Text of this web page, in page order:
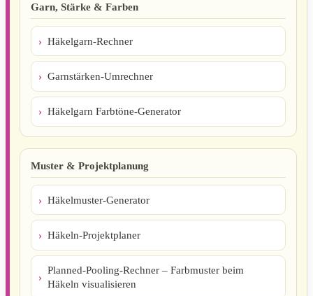
Garn, Stärke & Farben
Häkelgarn-Rechner
Garnstärken-Umrechner
Häkelgarn Farbtöne-Generator
Muster & Projektplanung
Häkelmuster-Generator
Häkeln-Projektplaner
Planned-Pooling-Rechner – Farbmuster beim
Häkeln visualisieren